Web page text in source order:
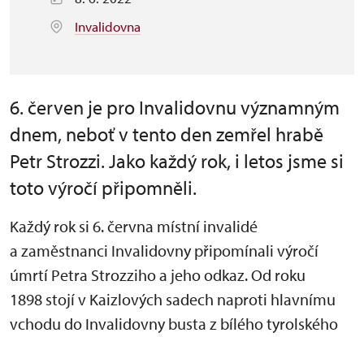
Invalidovna
6. červen je pro Invalidovnu významným
dnem, neboť v tento den zemřel hrabě
Petr Strozzi. Jako každý rok, i letos jsme si
toto výročí připomněli.
Každý rok si 6. června místní invalidé
a zaměstnanci Invalidovny připomínali výročí
úmrtí Petra Strozziho a jeho odkaz. Od roku
1898 stojí v Kaizlových sadech naproti hlavnímu
vchodu do Invalidovny busta z bílého tyrolského